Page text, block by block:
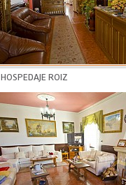
HOSPEDAJE ROIZ